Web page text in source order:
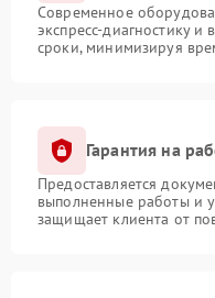
Современное
экспресс-диагностику и
сроки, минимизируя
Гарантия на
Предоставляется
выполненные работы и
защищает клиента от